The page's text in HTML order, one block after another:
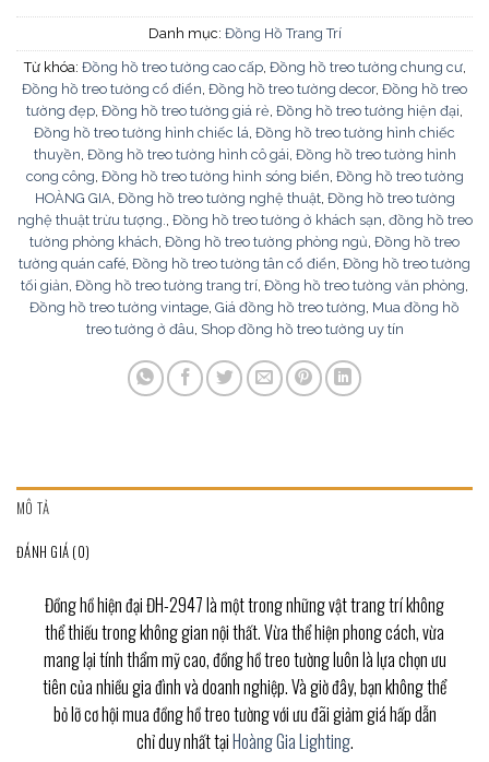
Danh mục: Đồng Hồ Trang Trí
Từ khóa: Đồng hồ treo tường cao cấp, Đồng hồ treo tường chung cư,
Đồng hồ treo tường cổ điển, Đồng hồ treo tường decor, Đồng hồ treo
tường đẹp, Đồng hồ treo tường giá rẻ, Đồng hồ treo tường hiện đại,
Đồng hồ treo tường hình chiếc lá, Đồng hồ treo tường hình chiếc
thuyền, Đồng hồ treo tường hình cô gái, Đồng hồ treo tường hình
cong công, Đồng hồ treo tường hình sóng biển, Đồng hồ treo tường
HOÀNG GIA, Đồng hồ treo tường nghệ thuật, Đồng hồ treo tường
nghệ thuật trừu tượng., Đồng hồ treo tường ở khách sạn, đồng hồ treo
tường phòng khách, Đồng hồ treo tường phòng ngủ, Đồng hồ treo
tường quán café, Đồng hồ treo tường tân cổ điển, Đồng hồ treo tường
tối giản, Đồng hồ treo tường trang trí, Đồng hồ treo tường văn phòng,
Đồng hồ treo tường vintage, Giá đồng hồ treo tường, Mua đồng hồ
treo tường ở đâu, Shop đồng hồ treo tường uy tín
MÔ TẢ
ĐÁNH GIÁ (0)
Đồng hồ hiện đại ĐH-2947 là một trong những vật trang trí không
thể thiếu trong không gian nội thất. Vừa thể hiện phong cách, vừa
mang lại tính thẩm mỹ cao, đồng hồ treo tường luôn là lựa chọn ưu
tiên của nhiều gia đình và doanh nghiệp. Và giờ đây, bạn không thể
bỏ lỡ cơ hội mua đồng hồ treo tường với ưu đãi giảm giá hấp dẫn
chỉ duy nhất tạiHoàng Gia Lighting.